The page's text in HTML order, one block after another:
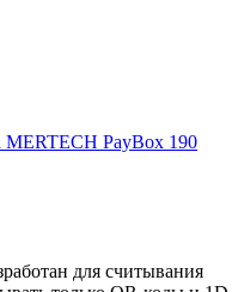
PayBox 190
для считывания